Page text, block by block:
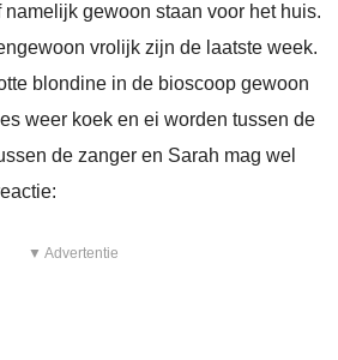
gewoon staan voor het huis.
vrolijk zijn de laatste week.
blondine in de bioscoop gewoon
weer koek en ei worden tussen de
de zanger en Sarah mag wel
▼ Advertentie